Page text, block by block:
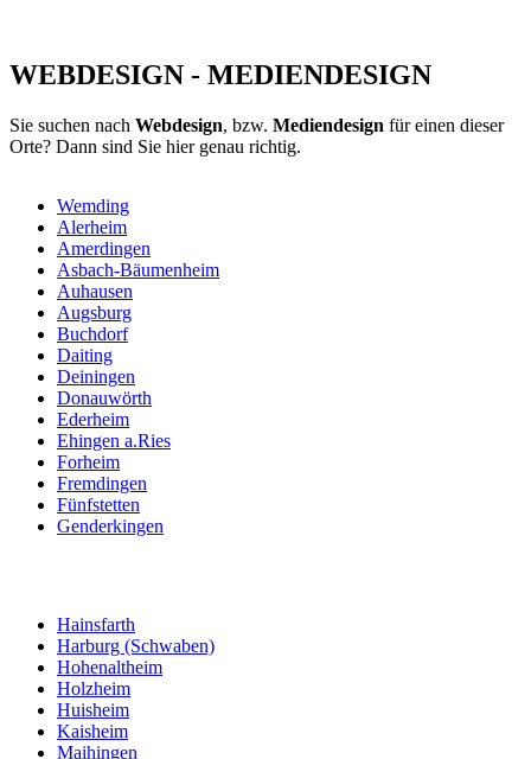
WEBDESIGN - MEDIENDESIGN
Sie suchen nach Webdesign, bzw. Mediendesign für einen dieser
Orte? Dann sind Sie hier genau richtig.
Wemding
Alerheim
Amerdingen
Asbach-Bäumenheim
Auhausen
Augsburg
Buchdorf
Daiting
Deiningen
Donauwörth
Ederheim
Ehingen a.Ries
Forheim
Fremdingen
Fünfstetten
Genderkingen
Hainsfarth
Harburg (Schwaben)
Hohenaltheim
Holzheim
Huisheim
Kaisheim
Maihingen